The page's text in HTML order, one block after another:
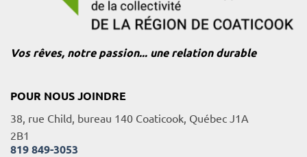
Vos rêves, notre passion... une relation durable
POUR NOUS JOINDRE
38, rue Child, bureau 140 Coaticook, Québec J1A
2B1
819 849-3053